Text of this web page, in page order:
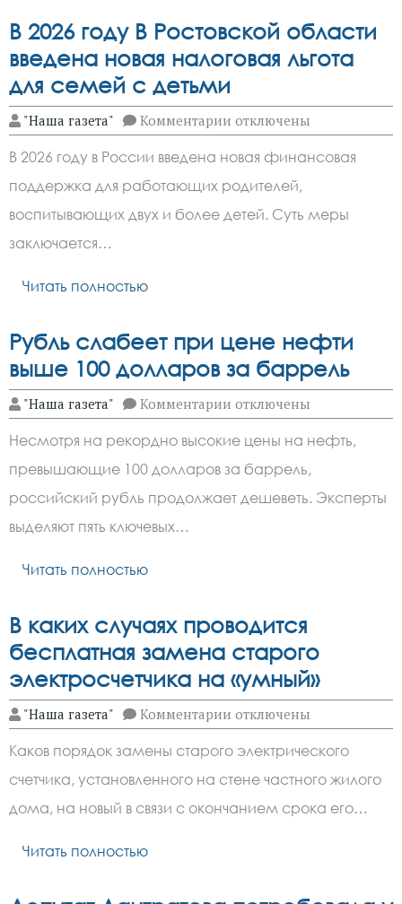
В 2026 году В Ростовской области
введена новая налоговая льгота
для семей с детьми
"Наша газета" Комментарии к
записи
2026
году В
Ростовской
области
введена
отключены
В 2026 году в России введена новая финансовая
поддержка для работающих родителей,
воспитывающих двух и более детей. Суть меры
заключается…
Читать полностью
Рубль слабеет при цене нефти
выше 100 долларов за баррель
"Наша газета" Комментарии к
записи
слабеет
при
цене
нефти
выше
отключены
Несмотря на рекордно высокие цены на нефть,
превышающие 100 долларов за баррель,
российский рубль продолжает дешеветь. Эксперты
выделяют пять ключевых…
Читать полностью
В каких случаях проводится
бесплатная замена старого
электросчетчика на «умный»
"Наша газета" Комментарии к
записи
каких
случаях
проводится
бесплатная
замена
отключены
Каков порядок замены старого электрического
счетчика, установленного на стене частного жилого
дома, на новый в связи с окончанием срока его…
Читать полностью